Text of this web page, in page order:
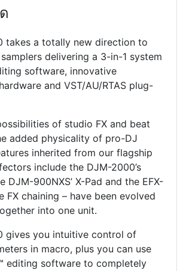
takes a totally new direction to
delivering a 3-in-1 system
software, innovative
and VST/AU/RTAS plug-
of studio FX and beat
added physicality of pro-DJ
inherited from our flagship
include the DJM-2000’s
DJM-900NXS’ X-Pad and the EFX-
FX chaining – have been evolved
into one unit.
gives you intuitive control of
in macro, plus you can use
editing software to completely